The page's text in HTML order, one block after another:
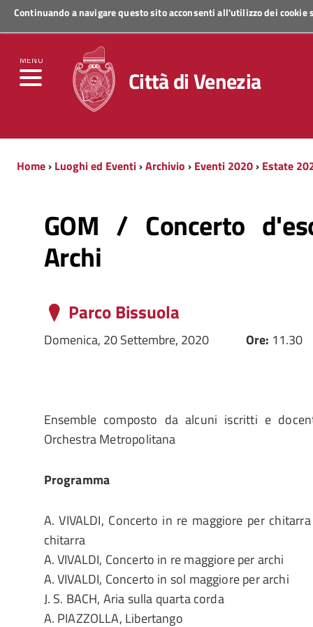
Continuando a navigare questo sito acconsenti all'utilizzo dei
MENU
Regione Veneto
Città di Venezia
Home› Luoghi ed Eventi›Archivio › Eventi 2020› Estate
GOM / Concerto
Archi
Parco Bissuola
Domenica, 20 Settembre, 2020 Ore: 11.30
Ensemble composto da alcuni iscritti e
Orchestra Metropolitana
Programma
A. VIVALDI, Concerto in re maggiore per
chitarra
A. VIVALDI, Concerto in re maggiore per archi
A. VIVALDI, Concerto in sol maggiore per archi
J. S. BACH, Aria sulla quarta corda
A. PIAZZOLLA, Libertango